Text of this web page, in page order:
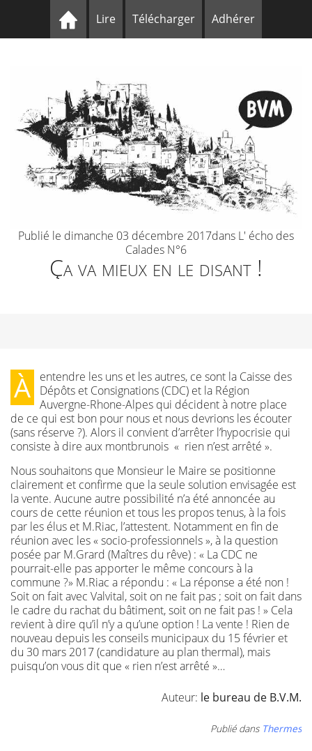
Lire Télécharger Adhérer
Publié le dimanche 03 décembre 2017dans L' écho des
Calades N°6
Ça va mieux en le disant !
À entendre les uns et les autres, ce sont la Caisse des
Dépôts et Consignations (CDC) et la Région
Auvergne-Rhone-Alpes qui décident à notre place
de ce qui est bon pour nous et nous devrions les écouter
(sans réserve ?). Alors il convient d’arrêter l’hypocrisie qui
consiste à dire aux montbrunois « rien n’est arrêté ».
Nous souhaitons que Monsieur le Maire se positionne
clairement et confirme que la seule solution envisagée est
la vente. Aucune autre possibilité n’a été annoncée au
cours de cette réunion et tous les propos tenus, à la fois
par les élus et M.Riac, l’attestent. Notamment en fin de
réunion avec les « socio-professionnels », à la question
posée par M.Grard (Maîtres du rêve) : « La CDC ne
pourrait-elle pas apporter le même concours à la
commune ?» M.Riac a répondu : « La réponse a été non !
Soit on fait avec Valvital, soit on ne fait pas ; soit on fait dans
le cadre du rachat du bâtiment, soit on ne fait pas ! » Cela
revient à dire qu’il n’y a qu’une option ! La vente ! Rien de
nouveau depuis les conseils municipaux du 15 février et
du 30 mars 2017 (candidature au plan thermal), mais
puisqu’on vous dit que « rien n’est arrêté »…
Auteur: le bureau de B.V.M.
Publié dans Thermes